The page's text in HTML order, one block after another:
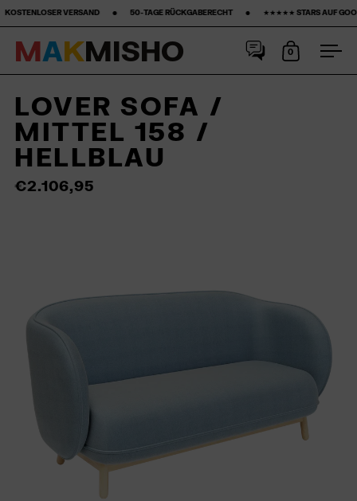
•‎ ‎ ‎ ‎ ‎ ‎ ‎ ‎ 50-TAGE RÜCKGABERECHT ‎ ‎ ‎ ‎ ‎ ‎ ‎ •‎ ‎ ‎ ‎ ‎ ‎ ‎ ‎ ★★★★★ STARS AUF GOOGLE ‎ ‎ ‎ ‎ ‎ ‎ ‎ •‎ ‎ ‎ ‎ ‎ ‎ ‎ ‎15%
MAKMISHO Warenkorb
0
LOVER SOFA /
MITTEL 158 /
HELLBLAU
€2.106,95